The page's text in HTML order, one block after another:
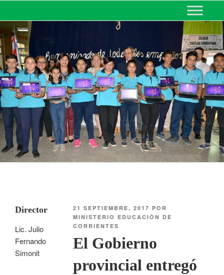
MINISTERIO DE EDUCACIÓN
DE CORRIENTES
21 SEPTIEMBRE, 2017 POR
MINISTERIO EDUCACIÓN DE
CORRIENTES
El Gobierno
provincial entregó
Director
Lic. Julio
Fernando
Simonit